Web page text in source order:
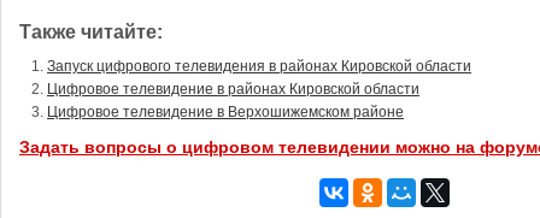
Также читайте:
Запуск цифрового телевидения в районах Кировской области
Цифровое телевидение в районах Кировской области
Цифровое телевидение в Верхошижемском районе
Задать вопросы о цифровом телевидении можно на